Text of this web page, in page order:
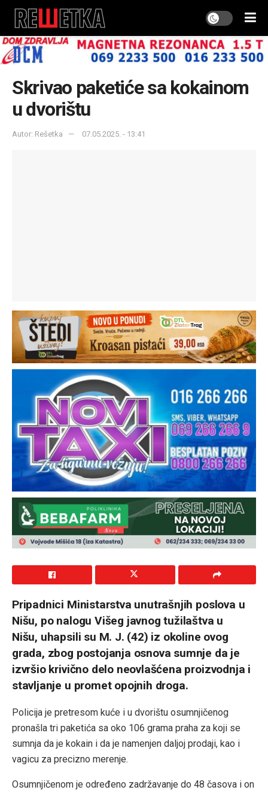
Skrivao paketiće sa kokainom
u dvorištu
Autor: Rešetka 07.05.2025. - 13:41
Pripadnici Ministarstva unutrašnjih poslova u
Nišu, po nalogu Višeg javnog tužilaštva u
Nišu, uhapsili su M. J. (42) iz okoline ovog
grada, zbog postojanja osnova sumnje da je
izvršio krivično delo neovlašćena proizvodnja i
stavljanje u promet opojnih droga.
Policija je pretresom kuće i u dvorištu osumnjičenog
pronašla tri paketića sa oko 106 grama praha za koji se
sumnja da je kokain i da je namenjen daljoj prodaji, kao i
vagicu za precizno merenje.
Osumnjičenom je određeno zadržavanje do 48 časova i on